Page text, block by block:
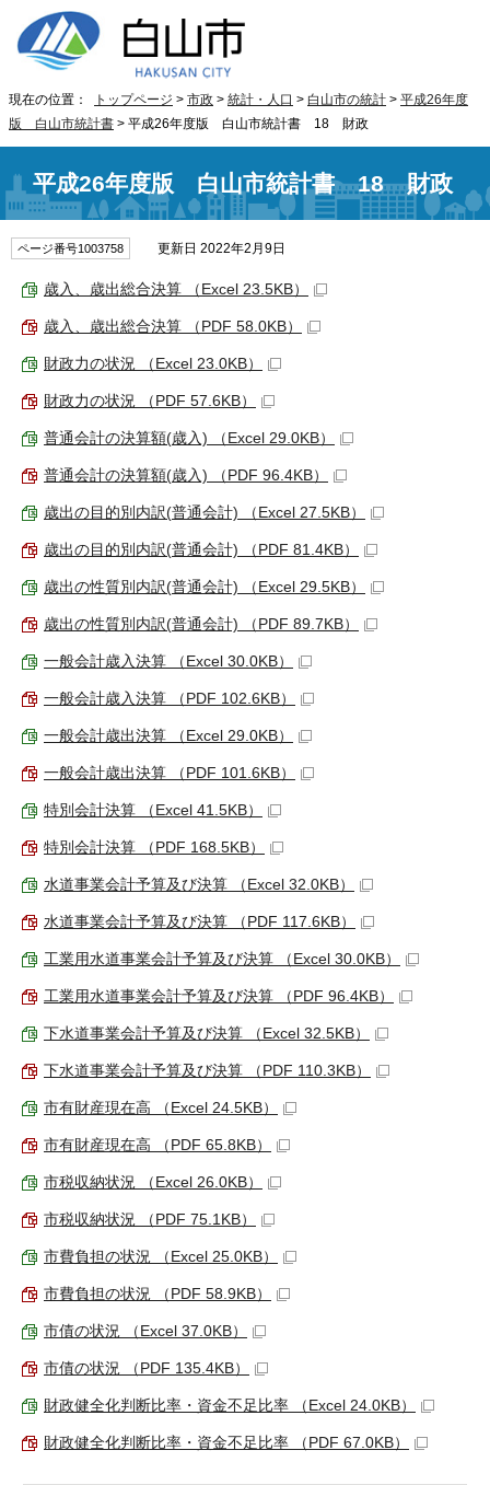
現在の位置： トップページ > 市政 > 統計・人口 > 白山市の統計 > 平成26年度
版 白山市統計書 > 平成26年度版 白山市統計書 18 財政
平成26年度版 白山市統計書 18 財政
ページ番号1003758 更新日 2022年2月9日
歳入、歳出総合決算 （Excel 23.5KB）
歳入、歳出総合決算 （PDF 58.0KB）
財政力の状況 （Excel 23.0KB）
財政力の状況 （PDF 57.6KB）
普通会計の決算額(歳入) （Excel 29.0KB）
普通会計の決算額(歳入) （PDF 96.4KB）
歳出の目的別内訳(普通会計) （Excel 27.5KB）
歳出の目的別内訳(普通会計) （PDF 81.4KB）
歳出の性質別内訳(普通会計) （Excel 29.5KB）
歳出の性質別内訳(普通会計) （PDF 89.7KB）
一般会計歳入決算 （Excel 30.0KB）
一般会計歳入決算 （PDF 102.6KB）
一般会計歳出決算 （Excel 29.0KB）
一般会計歳出決算 （PDF 101.6KB）
特別会計決算 （Excel 41.5KB）
特別会計決算 （PDF 168.5KB）
水道事業会計予算及び決算 （Excel 32.0KB）
水道事業会計予算及び決算 （PDF 117.6KB）
工業用水道事業会計予算及び決算 （Excel 30.0KB）
工業用水道事業会計予算及び決算 （PDF 96.4KB）
下水道事業会計予算及び決算 （Excel 32.5KB）
下水道事業会計予算及び決算 （PDF 110.3KB）
市有財産現在高 （Excel 24.5KB）
市有財産現在高 （PDF 65.8KB）
市税収納状況 （Excel 26.0KB）
市税収納状況 （PDF 75.1KB）
市費負担の状況 （Excel 25.0KB）
市費負担の状況 （PDF 58.9KB）
市債の状況 （Excel 37.0KB）
市債の状況 （PDF 135.4KB）
財政健全化判断比率・資金不足比率 （Excel 24.0KB）
財政健全化判断比率・資金不足比率 （PDF 67.0KB）